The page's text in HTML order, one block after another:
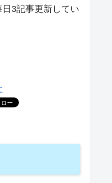
3記事更新してい